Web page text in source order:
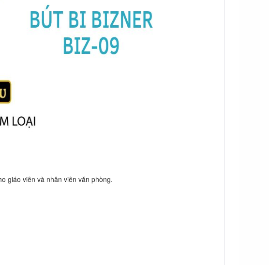
giáo viên và nhân viên văn phòng.